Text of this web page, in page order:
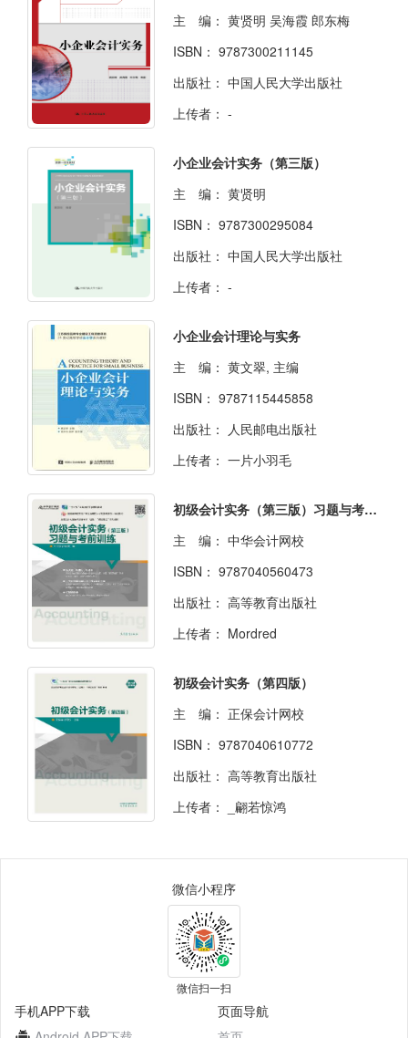
主 编： 黄贤明 吴海霞 郎东梅
ISBN： 9787300211145
出版社： 中国人民大学出版社
上传者： -
小企业会计实务（第三版）
主 编： 黄贤明
ISBN： 9787300295084
出版社： 中国人民大学出版社
上传者： -
小企业会计理论与实务
主 编： 黄文翠, 主编
ISBN： 9787115445858
出版社： 人民邮电出版社
上传者： 一片小羽毛
初级会计实务（第三版）习题与考前训练
主 编： 中华会计网校
ISBN： 9787040560473
出版社： 高等教育出版社
上传者： Mordred
初级会计实务（第四版）
主 编： 正保会计网校
ISBN： 9787040610772
出版社： 高等教育出版社
上传者：
_翩若惊鸿
微信小程序
微信扫一扫
手机APP下载
页面导航